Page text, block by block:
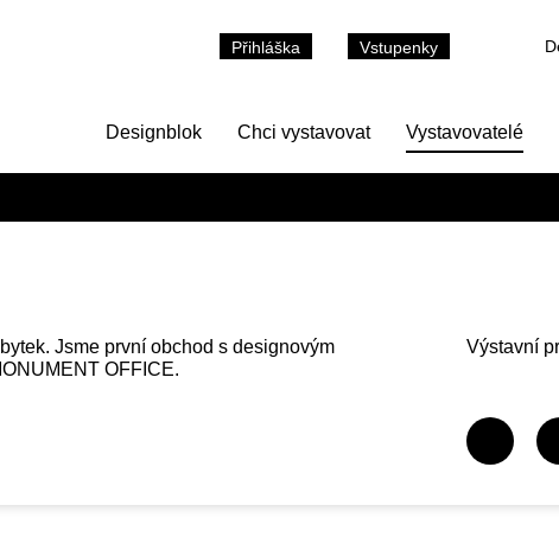
Přihláška Vstupenky
Designblok Chci vystavovat Vystavovatelé
Jsme první obchod s designovým
OFFICE.
Výstavní